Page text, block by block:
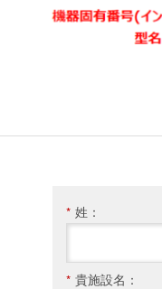
* 姓：
* 貴施設名：